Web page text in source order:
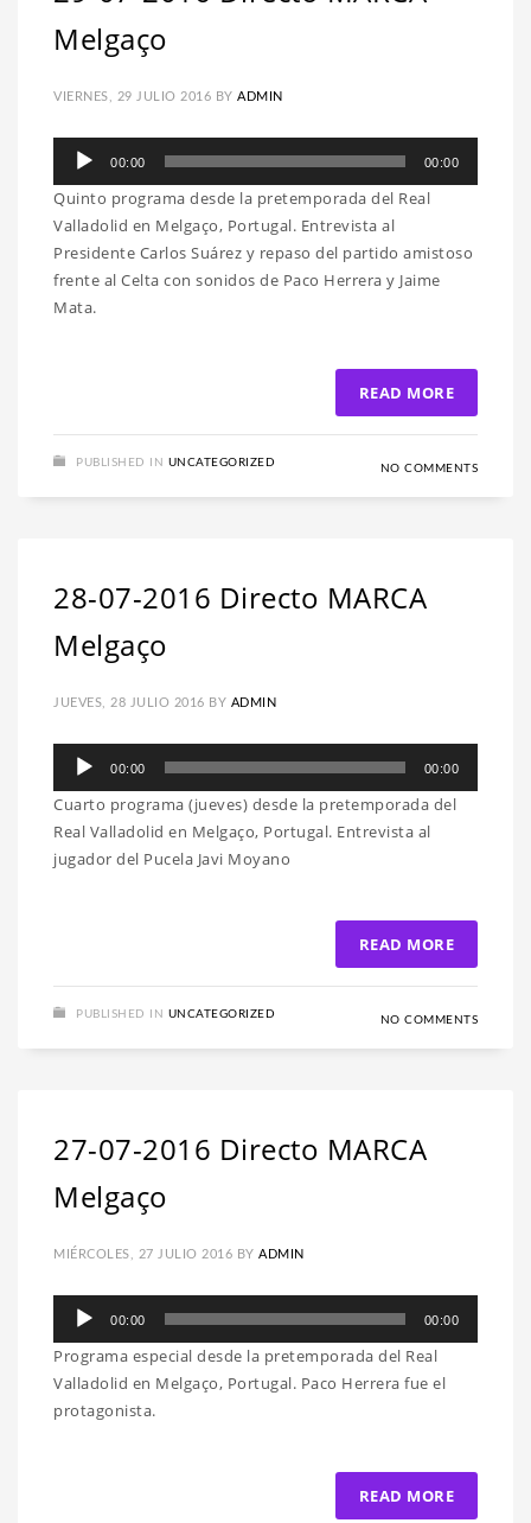
Melgaço
VIERNES, 29 JULIO 2016 BY ADMIN
Reproductor
audio
00:00 00:00
Quinto programa desde la pretemporada del Real
Valladolid en Melgaço, Portugal. Entrevista al
Presidente Carlos Suárez y repaso del partido amistoso
frente al Celta con sonidos de Paco Herrera y Jaime
Mata.
READ MORE
PUBLISHED IN UNCATEGORIZED NO COMMENTS
28-07-2016 Directo MARCA
Melgaço
JUEVES, 28 JULIO 2016 BY ADMIN
Reproductor
audio
00:00 00:00
Cuarto programa (jueves) desde la pretemporada del
Real Valladolid en Melgaço, Portugal. Entrevista al
jugador del Pucela Javi Moyano
READ MORE
PUBLISHED IN UNCATEGORIZED NO COMMENTS
27-07-2016 Directo MARCA
Melgaço
MIÉRCOLES, 27 JULIO 2016 BY ADMIN
Reproductor
audio
00:00 00:00
Programa especial desde la pretemporada del Real
Valladolid en Melgaço, Portugal. Paco Herrera fue el
protagonista.
READ MORE